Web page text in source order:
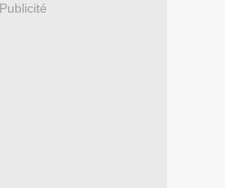
Publicité